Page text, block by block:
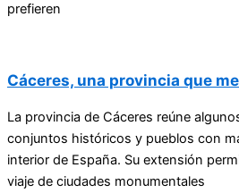
prefieren
Cáceres, una provincia que
La provincia de Cáceres reúne
conjuntos históricos y pueblos con
interior de España. Su extensión
viaje de ciudades monumentales